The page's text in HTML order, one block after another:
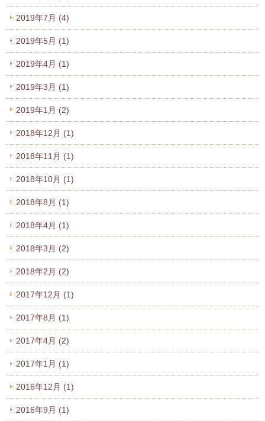
2019年7月 (4)
2019年5月 (1)
2019年4月 (1)
2019年3月 (1)
2019年1月 (2)
2018年12月 (1)
2018年11月 (1)
2018年10月 (1)
2018年8月 (1)
2018年4月 (1)
2018年3月 (2)
2018年2月 (2)
2017年12月 (1)
2017年8月 (1)
2017年4月 (2)
2017年1月 (1)
2016年12月 (1)
2016年9月 (1)